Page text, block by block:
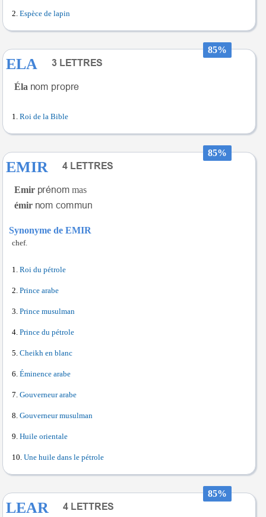
Espèce de lapin
85%
ELA
Éla
Roi de la Bible
85%
EMIR
Emir
mas
émir
Synonyme de EMIR
chef.
Roi du pétrole
Prince arabe
Prince musulman
Prince du pétrole
Cheikh en blanc
Éminence arabe
Gouverneur arabe
Gouverneur musulman
Huile orientale
Une huile dans le pétrole
85%
LEAR